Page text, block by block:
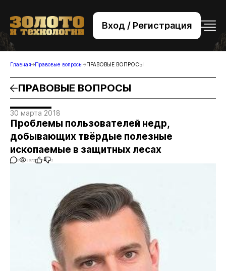
Вход / Регистрация
+7 (495) 221-76-32
bsv@zolteh.ru
Главная Правовые вопросы ПРАВОВЫЕ ВОПРОСЫ
ПРАВОВЫЕ ВОПРОСЫ
30 марта 2018
Проблемы пользователей недр,
добывающих твёрдые полезные
ископаемые в защитных лесах
0 3872 1 2